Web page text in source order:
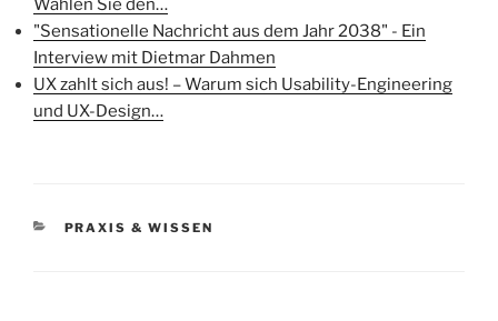
Wählen Sie den…
"Sensationelle Nachricht aus dem Jahr 2038" - Ein
Interview mit Dietmar Dahmen
UX zahlt sich aus! – Warum sich Usability-Engineering
und UX-Design…
KATEGORIEN
PRAXIS & WISSEN